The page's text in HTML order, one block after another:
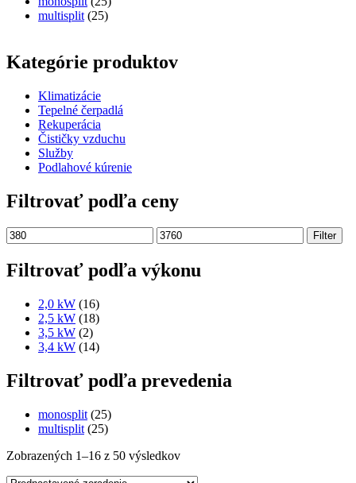
multisplit (25)
Kategórie produktov
Klimatizácie
Tepelné čerpadlá
Rekuperácia
Čističky vzduchu
Služby
Podlahové kúrenie
Filtrovať podľa ceny
Minimálna
cena
Maximálna
cena
Filter
Filtrovať podľa výkonu
2,0 kW (16)
2,5 kW (18)
3,5 kW (2)
3,4 kW (14)
Filtrovať podľa prevedenia
monosplit (25)
multisplit (25)
Zobrazených 1–16 z 50 výsledkov